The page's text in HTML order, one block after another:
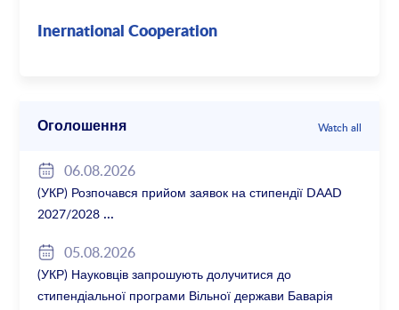
Inernational Cooperation
Оголошення Watch all
06.08.2026
(УКР) Розпочався прийом заявок на стипендії DAAD
2027/2028
05.08.2026
(УКР) Науковців запрошують долучитися до
стипендіальної програми Вільної держави Баварія